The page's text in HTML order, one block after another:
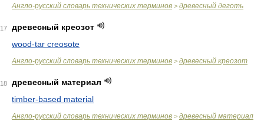
Англо-русский словарь технических терминов > древесный деготь
17
древесный креозот
wood-tar creosote
Англо-русский словарь технических терминов > древесный креозот
18
древесный материал
timber-based material
Англо-русский словарь технических терминов > древесный материал